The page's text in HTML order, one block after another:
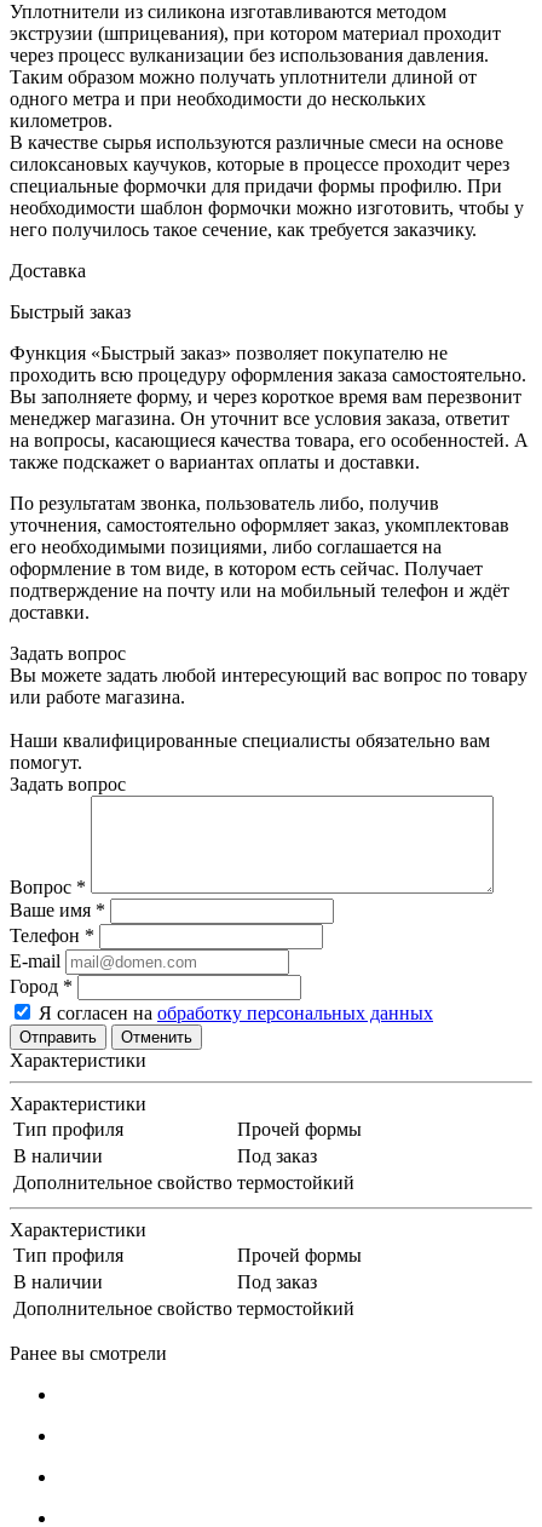
Уплотнители из силикона изготавливаются методом
экструзии (шприцевания), при котором материал проходит
через процесс вулканизации без использования давления.
Таким образом можно получать уплотнители длиной от
одного метра и при необходимости до нескольких
километров.
В качестве сырья используются различные смеси на основе
силоксановых каучуков, которые в процессе проходит через
специальные формочки для придачи формы профилю. При
необходимости шаблон формочки можно изготовить, чтобы у
него получилось такое сечение, как требуется заказчику.
Доставка
Быстрый заказ
Функция «Быстрый заказ» позволяет покупателю не
проходить всю процедуру оформления заказа самостоятельно.
Вы заполняете форму, и через короткое время вам перезвонит
менеджер магазина. Он уточнит все условия заказа, ответит
на вопросы, касающиеся качества товара, его особенностей. А
также подскажет о вариантах оплаты и доставки.
По результатам звонка, пользователь либо, получив
уточнения, самостоятельно оформляет заказ, укомплектовав
его необходимыми позициями, либо соглашается на
оформление в том виде, в котором есть сейчас. Получает
подтверждение на почту или на мобильный телефон и ждёт
доставки.
Задать вопрос
Вы можете задать любой интересующий вас вопрос по товару
или работе магазина.
Наши квалифицированные специалисты обязательно вам
помогут.
Задать вопрос
Вопрос *
Ваше имя *
Телефон *
E-mail
Город *
Я согласен на обработку персональных данных
Отменить
Характеристики
Характеристики
Тип профиля
Прочей формы
В наличии
Под заказ
Дополнительное свойство термостойкий
Характеристики
Тип профиля
Прочей формы
В наличии
Под заказ
Дополнительное свойство термостойкий
Ранее вы смотрели